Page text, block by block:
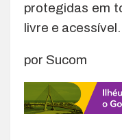
protegidas em
livre e acessível.
por Sucom